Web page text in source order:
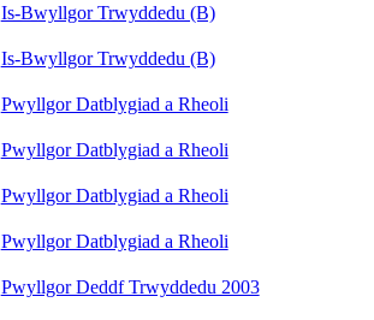
Is-Bwyllgor Trwyddedu (B)
Is-Bwyllgor Trwyddedu (B)
Pwyllgor Datblygiad a Rheoli
Pwyllgor Datblygiad a Rheoli
Pwyllgor Datblygiad a Rheoli
Pwyllgor Datblygiad a Rheoli
Pwyllgor Deddf Trwyddedu 2003